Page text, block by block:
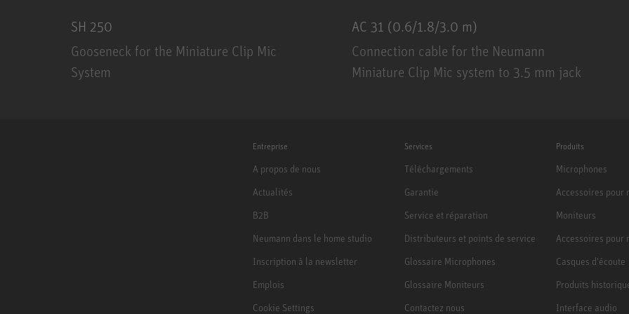
SH 250
Gooseneck for the Miniature Clip Mic
System
AC 31 (0.6/1.8/3.0 m)
Connection cable for the Neumann
Miniature Clip Mic system to 3.5 mm jack
Entreprise
A propos de nous
Actualités
B2B
Neumann dans le home studio
Inscription à la newsletter
Emplois
Cookie Settings
Services
Téléchargements
Garantie
Service et réparation
Distributeurs et points de service
Glossaire Microphones
Glossaire Moniteurs
Contactez nous
Produits
Microphones
Accessoires pour
Moniteurs
Accessoires pour
Casques d'écoute
Produits
Interface audio